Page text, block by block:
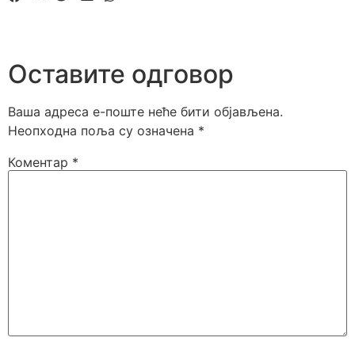
Оставите одговор
Ваша адреса е-поште неће бити објављена.
Неопходна поља су означена *
Коментар *